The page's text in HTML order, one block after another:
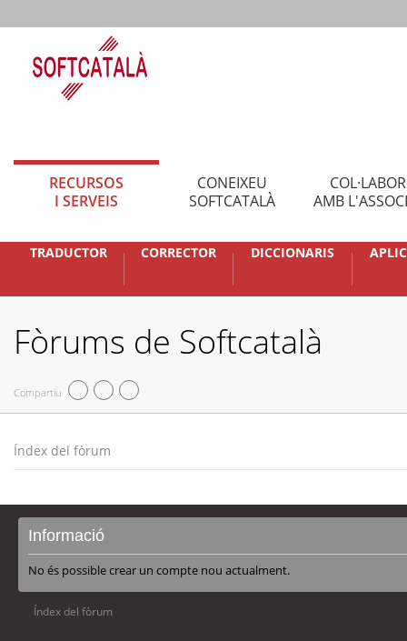
RECURSOS
I SERVEIS
CONEIXEU
SOFTCATALÀ
AMB
TRADUCTOR CORRECTOR DICCIONARIS
Fòrums de Softcatalà
Compartiu
Índex del fòrum
Informació
No és possible crear un compte nou actualment.
Índex del fòrum